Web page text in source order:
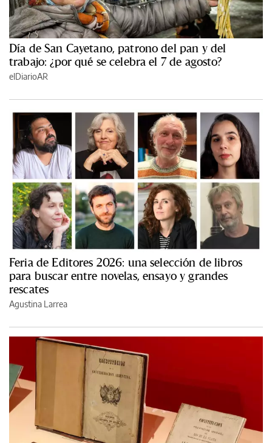
Día de San Cayetano, patrono del pan y del
trabajo: ¿por qué se celebra el 7 de agosto?
elDiarioAR
Feria de Editores 2026: una selección de libros
para buscar entre novelas, ensayo y grandes
rescates
Agustina Larrea